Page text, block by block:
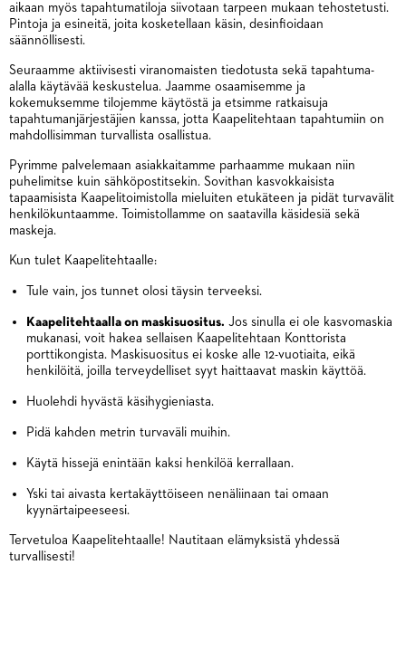
aikaan myös tapahtumatiloja siivotaan tarpeen mukaan tehostetusti.
Pintoja ja esineitä, joita kosketellaan käsin, desinfioidaan
säännöllisesti.
Seuraamme aktiivisesti viranomaisten tiedotusta sekä tapahtuma-
alalla käytävää keskustelua. Jaamme osaamisemme ja
kokemuksemme tilojemme käytöstä ja etsimme ratkaisuja
tapahtumanjärjestäjien kanssa, jotta Kaapelitehtaan tapahtumiin on
mahdollisimman turvallista osallistua.
Pyrimme palvelemaan asiakkaitamme parhaamme mukaan niin
puhelimitse kuin sähköpostitsekin. Sovithan kasvokkaisista
tapaamisista Kaapelitoimistolla mieluiten etukäteen ja pidät turvavälit
henkilökuntaamme. Toimistollamme on saatavilla käsidesiä sekä
maskeja.
Kun tulet Kaapelitehtaalle:
Tule vain, jos tunnet olosi täysin terveeksi.
Kaapelitehtaalla on maskisuositus. Jos sinulla ei ole kasvomaskia
mukanasi, voit hakea sellaisen Kaapelitehtaan Konttorista
porttikongista. Maskisuositus ei koske alle 12-vuotiaita, eikä
henkilöitä, joilla terveydelliset syyt haittaavat maskin käyttöä.
Huolehdi hyvästä käsihygieniasta.
Pidä kahden metrin turvaväli muihin.
Käytä hissejä enintään kaksi henkilöä kerrallaan.
Yski tai aivasta kertakäyttöiseen nenäliinaan tai omaan
kyynärtaipeeseesi.
Tervetuloa Kaapelitehtaalle! Nautitaan elämyksistä yhdessä
turvallisesti!